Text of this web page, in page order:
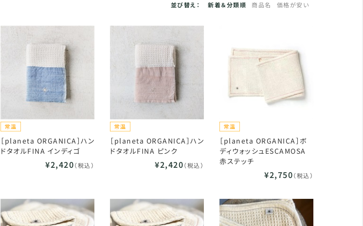
並び替え： 新着＆分類順 商品名 価格が安い
［planeta ORGANICA］ハン
ドタオルFINA インディゴ
¥2,420（税込）
［planeta ORGANICA］ハン
ドタオルFINA ピンク
¥2,420（税込）
［planeta ORGANICA］ボ
ディウォッシュESCAMOSA
赤ステッチ
¥2,750（税込）